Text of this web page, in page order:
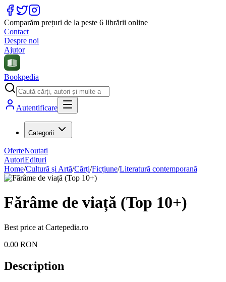
Comparăm prețuri de la peste 6 librării online
Contact
Despre noi
Ajutor
Bookpedia
Autentificare
Categorii
OferteNoutati
AutoriEdituri
Home/Cultură și Artă/Cărți/Ficțiune/Literatură contemporană
Fărâme de viață (Top 10+)
Best price at Cartepedia.ro
0.00 RON
Description